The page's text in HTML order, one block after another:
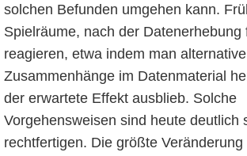
solchen Befunden umgehen kann.
Spielräume, nach der Datenerhebung
reagieren, etwa indem man alternative
Zusammenhänge im Datenmaterial
der erwartete Effekt ausblieb. Solche
Vorgehensweisen sind heute deutlich
rechtfertigen. Die größte